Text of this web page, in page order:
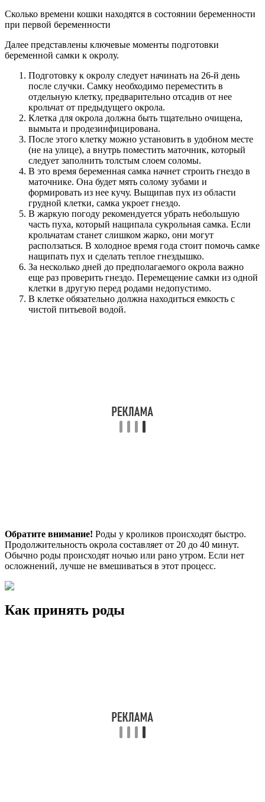
Сколько времени кошки находятся в состоянии беременности
при первой беременности
Далее представлены ключевые моменты подготовки
беременной самки к окролу.
Подготовку к окролу следует начинать на 26-й день
после случки. Самку необходимо переместить в
отдельную клетку, предварительно отсадив от нее
крольчат от предыдущего окрола.
Клетка для окрола должна быть тщательно очищена,
вымыта и продезинфицирована.
После этого клетку можно установить в удобном месте
(не на улице), а внутрь поместить маточник, который
следует заполнить толстым слоем соломы.
В это время беременная самка начнет строить гнездо в
маточнике. Она будет мять солому зубами и
формировать из нее кучу. Выщипав пух из области
грудной клетки, самка укроет гнездо.
В жаркую погоду рекомендуется убрать небольшую
часть пуха, который нащипала сукрольная самка. Если
крольчатам станет слишком жарко, они могут
расползаться. В холодное время года стоит помочь самке
нащипать пух и сделать теплое гнездышко.
За несколько дней до предполагаемого окрола важно
еще раз проверить гнездо. Перемещение самки из одной
клетки в другую перед родами недопустимо.
В клетке обязательно должна находиться емкость с
чистой питьевой водой.
Обратите внимание! Роды у кроликов происходят быстро.
Продолжительность окрола составляет от 20 до 40 минут.
Обычно роды происходят ночью или рано утром. Если нет
осложнений, лучше не вмешиваться в этот процесс.
Как принять роды